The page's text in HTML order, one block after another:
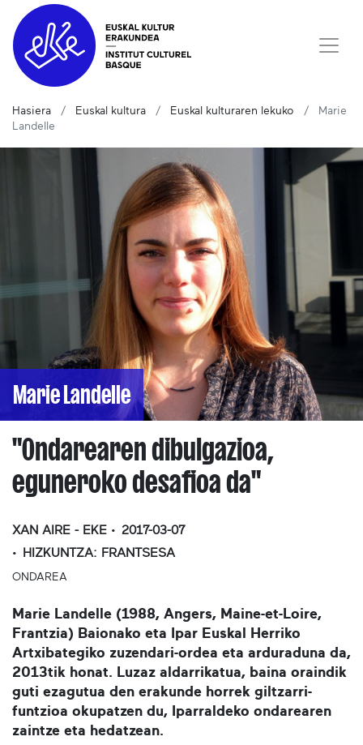
Hasiera Euskal kultura Euskal kulturaren lekuko
Marie
Landelle
Marie Landelle
"Ondarearen dibulgazioa,
eguneroko desafioa da"
XAN AIRE - EKE
2017-03-07
HIZKUNTZA: FRANTSESA
ONDAREA
Marie Landelle (1988, Angers, Maine-et-Loire,
Frantzia) Baionako eta Ipar Euskal Herriko
Artxibategiko zuzendari-ordea eta arduraduna da,
2013tik honat. Luzaz aldarrikatua, baina oraindik
guti ezagutua den erakunde horrek giltzarri-
funtzioa okupatzen du, Iparraldeko ondarearen
zaintze eta hedatzean.